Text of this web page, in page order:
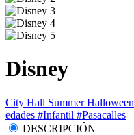
Disney
City Hall SummerHalloween
edades #Infantil #Pasacalles
DESCRIPCIÓN